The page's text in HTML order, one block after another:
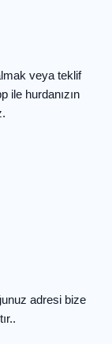
veya teklif
ile hurdanızın
adresi bize